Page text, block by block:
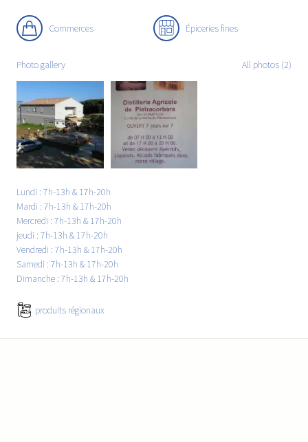
Commerces Épiceries fines
Photo gallery All photos (2)
Lundi : 7h-13h & 17h-20h
Mardi : 7h-13h & 17h-20h
Mercredi : 7h-13h & 17h-20h
jeudi : 7h-13h & 17h-20h
Vendredi : 7h-13h & 17h-20h
Samedi : 7h-13h & 17h-20h
Dimanche : 7h-13h & 17h-20h
produits régionaux